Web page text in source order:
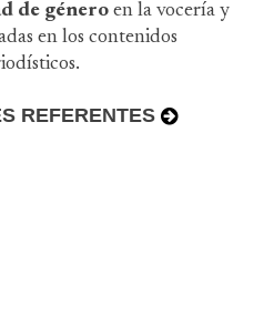
de género en la vocería y
en los contenidos
REFERENTES